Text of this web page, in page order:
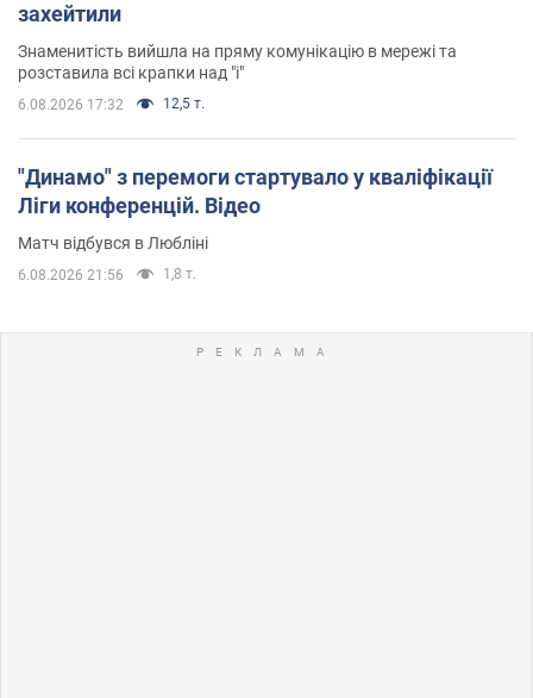
захейтили
Знаменитість вийшла на пряму комунікацію в мережі та
розставила всі крапки над "і"
6.08.2026 17:32 12,5 т.
"Динамо" з перемоги стартувало у кваліфікації
Ліги конференцій. Відео
Матч відбувся в Любліні
6.08.2026 21:56 1,8 т.